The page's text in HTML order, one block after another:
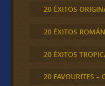
20 ÉXITOS
20 ÉXITOS
20 ÉXITOS
20 FAVOURITES –